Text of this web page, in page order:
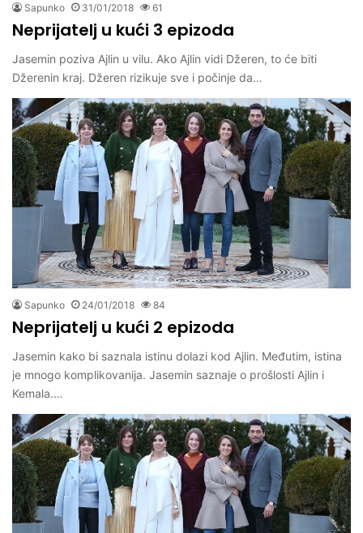
Sapunko 31/01/2018 61
Neprijatelj u kući 3 epizoda
Jasemin poziva Ajlin u vilu. Ako Ajlin vidi Džeren, to će biti
Džerenin kraj. Džeren rizikuje sve i počinje da…
Sapunko 24/01/2018 84
Neprijatelj u kući 2 epizoda
Jasemin kako bi saznala istinu dolazi kod Ajlin. Međutim, istina
je mnogo komplikovanija. Jasemin saznaje o prošlosti Ajlin i
Kemala.…